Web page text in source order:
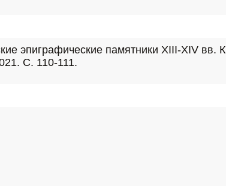
эпиграфические памятники XIII-XIV
С. 110-111.